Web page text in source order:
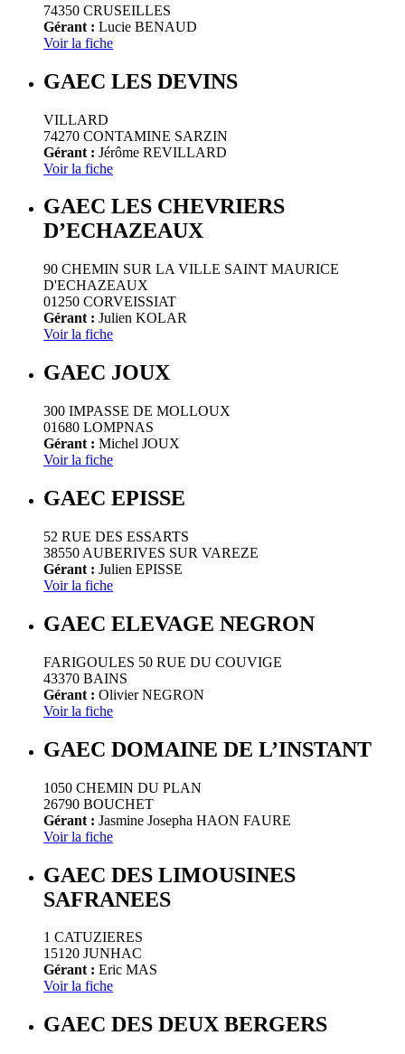
74350 CRUSEILLES
Gérant : Lucie BENAUD
Voir la fiche
GAEC LES DEVINS
VILLARD
74270 CONTAMINE SARZIN
Gérant : Jérôme REVILLARD
Voir la fiche
GAEC LES CHEVRIERS
D’ECHAZEAUX
90 CHEMIN SUR LA VILLE SAINT MAURICE
D'ECHAZEAUX
01250 CORVEISSIAT
Gérant : Julien KOLAR
Voir la fiche
GAEC JOUX
300 IMPASSE DE MOLLOUX
01680 LOMPNAS
Gérant : Michel JOUX
Voir la fiche
GAEC EPISSE
52 RUE DES ESSARTS
38550 AUBERIVES SUR VAREZE
Gérant : Julien EPISSE
Voir la fiche
GAEC ELEVAGE NEGRON
FARIGOULES 50 RUE DU COUVIGE
43370 BAINS
Gérant : Olivier NEGRON
Voir la fiche
GAEC DOMAINE DE L’INSTANT
1050 CHEMIN DU PLAN
26790 BOUCHET
Gérant : Jasmine Josepha HAON FAURE
Voir la fiche
GAEC DES LIMOUSINES
SAFRANEES
1 CATUZIERES
15120 JUNHAC
Gérant : Eric MAS
Voir la fiche
GAEC DES DEUX BERGERS